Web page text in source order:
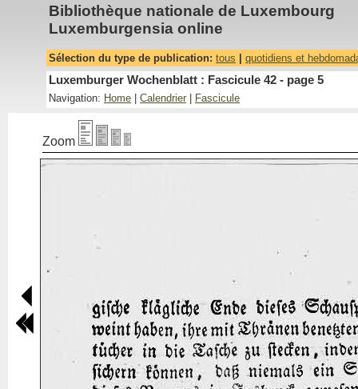
Bibliothèque nationale de Luxembourg
Luxemburgensia online
Sélection du type de publication: tous quotidiens et
Luxemburger Wochenblatt : Fascicule 42 - page 5
Navigation: Home Calendrier Fascicule
Zoom